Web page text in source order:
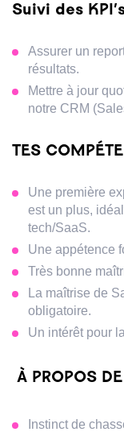
Suivi des
Assurer un
résultats.
Mettre à jour
notre CRM
TES
Une première
est un plus,
tech/SaaS.
Une appétence
Très bonne
La maîtrise de
obligatoire.
Un intérêt pour
À PROPOS
Instinct de